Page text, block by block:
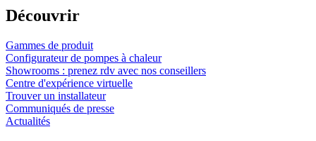
Découvrir
Gammes de produit
Configurateur de pompes à chaleur
Showrooms : prenez rdv avec nos conseillers
Centre d'expérience virtuelle
Trouver un installateur
Communiqués de presse
Actualités